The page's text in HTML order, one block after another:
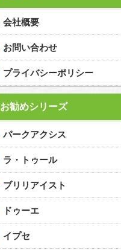
会社概要
お問い合わせ
プライバシーポリシー
お勧めシリーズ
パークアクシス
ラ・トゥール
ブリリアイスト
ドゥーエ
イプセ